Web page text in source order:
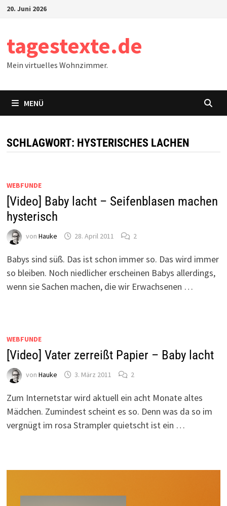
Zum20. Juni 2026
tagestexte.de
Mein virtuelles Wohnzimmer.
MENÜ
SCHLAGWORT: HYSTERISCHES LACHEN
WEBFUNDE
[Video] Baby lacht – Seifenblasen machen
hysterisch
von Hauke 28. April 2011 2
Babys sind süß. Das ist schon immer so. Das wird immer
so bleiben. Noch niedlicher erscheinen Babys allerdings,
wenn sie Sachen machen, die wir Erwachsenen …
WEBFUNDE
[Video] Vater zerreißt Papier – Baby lacht
von Hauke 3. März 2011 2
Zum Internetstar wird aktuell ein acht Monate altes
Mädchen. Zumindest scheint es so. Denn was da so im
vergnügt im rosa Strampler quietscht ist ein …